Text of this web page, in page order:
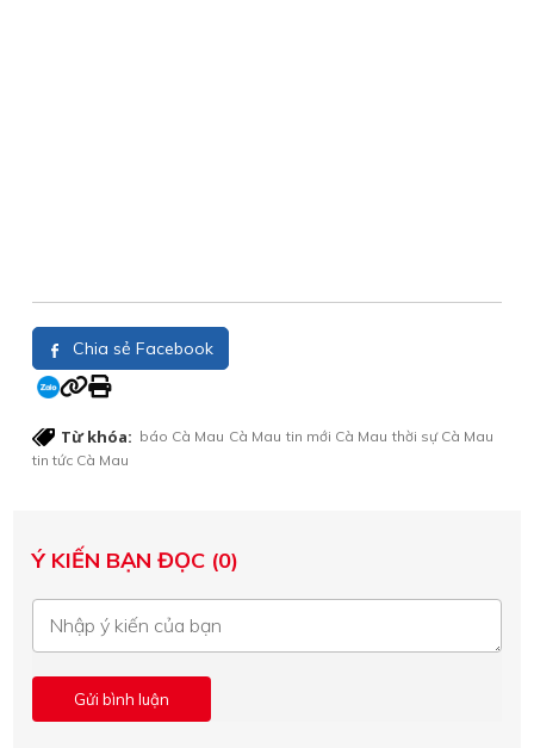
Chia sẻ Facebook
Từ khóa: báo Cà Mau Cà Mau tin mới Cà Mau thời sự Cà Mau
tin tức Cà Mau
Ý KIẾN BẠN ĐỌC (0)